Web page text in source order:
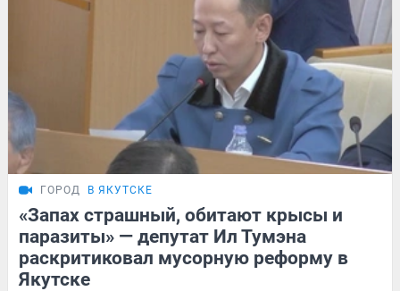
ГОРОД В ЯКУТСКЕ
«Запах страшный, обитают крысы и
паразиты» — депутат Ил Тумэна
раскритиковал мусорную реформу в
Якутске